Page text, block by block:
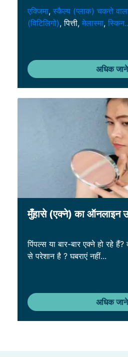
एक्जिमा, स्कैल्प (प्लाक) चकत्ते
(विटिलिगो), पित्ती, मेलास्मा,
अधिक जाने
मुँहासे (एक्ने) का ऑनलाइन
पिंपल्स या बार-बार एक्ने हो रहे
से परेशान है ? घबराएं नहीं...
अधिक जाने